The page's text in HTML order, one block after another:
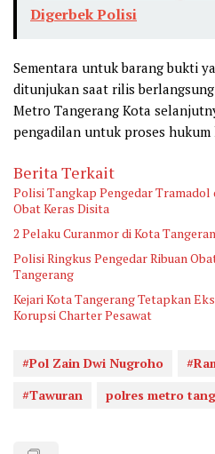
Digerbek Polisi
Sementara untuk barang bukti
ditunjukan saat rilis
Metro Tangerang Kota
pengadilan untuk proses
Berita Terkait
Polisi Tangkap Pengedar Tramadol
Obat Keras Disita
2 Pelaku Curanmor di Kota
Polisi Ringkus Pengedar Ribuan
Tangerang
Kejari Kota Tangerang Tetapkan
Korupsi Charter Pesawat
#Pol Zain Dwi Nugroho
#Tawuran
polres metro